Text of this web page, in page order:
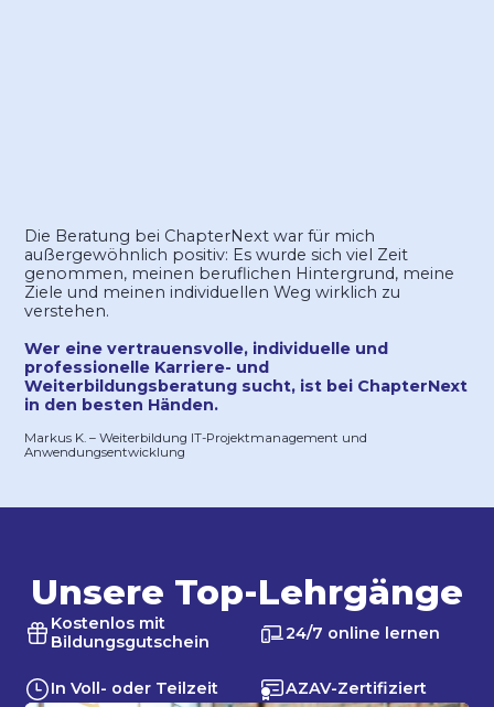
Die Beratung bei ChapterNext war für mich
außergewöhnlich positiv: Es wurde sich viel Zeit
genommen, meinen beruflichen Hintergrund, meine
Ziele und meinen individuellen Weg wirklich zu
verstehen.
Wer eine vertrauensvolle, individuelle und
professionelle Karriere- und
Weiterbildungsberatung sucht, ist bei ChapterNext
in den besten Händen.
Markus K. – Weiterbildung IT-Projektmanagement und
Anwendungsentwicklung
Unsere Top-Lehrgänge
Kostenlos mit
Bildungs­gutschein
24/7 online lernen
In Voll- oder Teilzeit AZAV-Zertifiziert